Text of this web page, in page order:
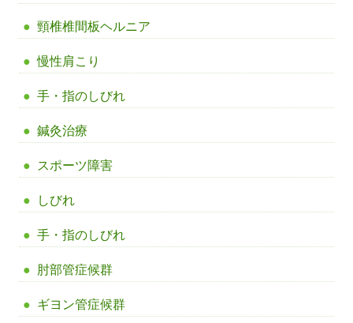
頸椎椎間板ヘルニア
慢性肩こり
手・指のしびれ
鍼灸治療
スポーツ障害
しびれ
手・指のしびれ
肘部管症候群
ギヨン管症候群